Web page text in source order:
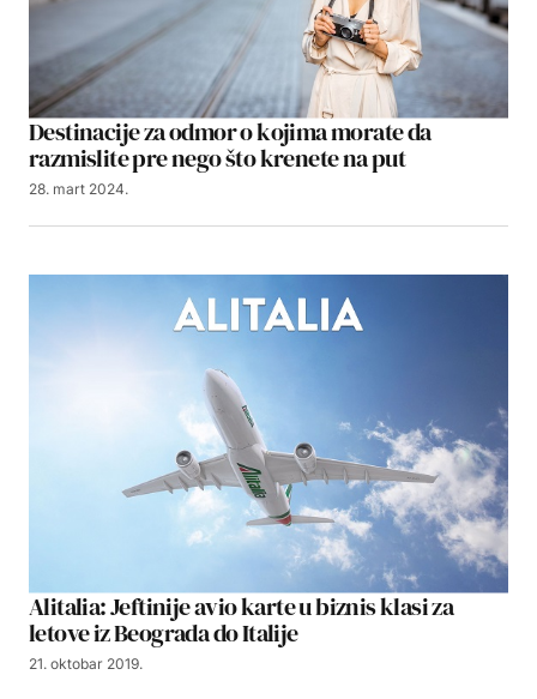
Destinacije za odmor o kojima morate da
razmislite pre nego što krenete na put
28. mart 2024.
Alitalia: Jeftinije avio karte u biznis klasi za
letove iz Beograda do Italije
21. oktobar 2019.